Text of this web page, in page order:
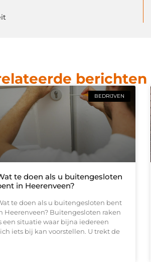
berichten
BEDRIJVEN
te doen als u buitengesloten
in Heerenveen?
te doen als u buitengesloten bent
Heerenveen? Buitengesloten raken
een situatie waar bijna iedereen
iets bij kan voorstellen. U trekt de